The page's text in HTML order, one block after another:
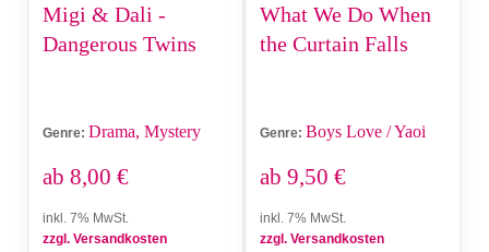
Migi & Dali -
Dangerous Twins
Genre: Drama, Mystery
ab 8,00 €
inkl. 7% MwSt.
zzgl. Versandkosten
What We Do When
the Curtain Falls
Genre: Boys Love / Yaoi
ab 9,50 €
inkl. 7% MwSt.
zzgl. Versandkosten